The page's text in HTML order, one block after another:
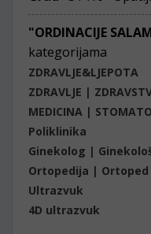
"ORDINACIJE
kategorijama
ZDRAVLJE&LJEPOTA
ZDRAVLJE |
MEDICINA |
Poliklinika
Ginekolog |
Ortopedija | Ortoped
Ultrazvuk
4D ultrazvuk